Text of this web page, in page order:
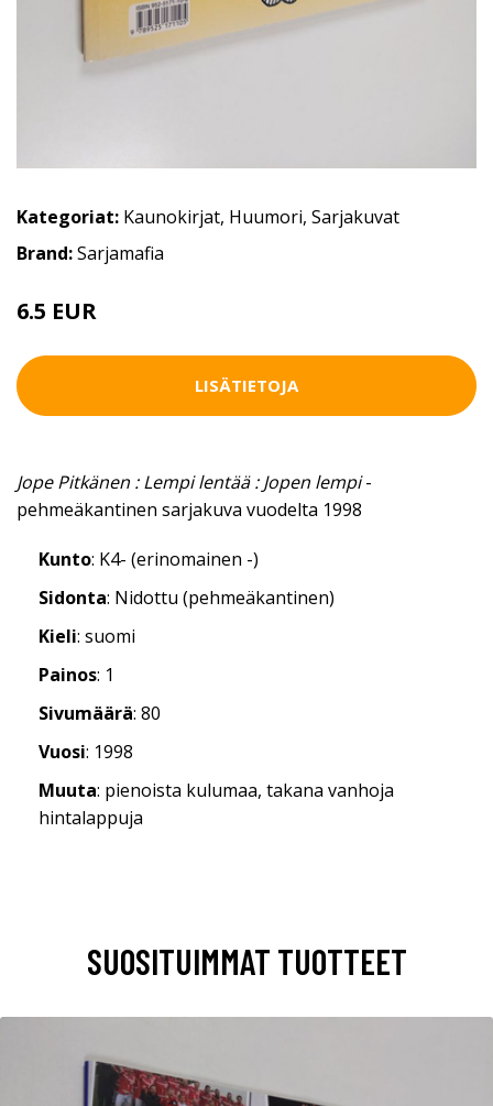
Kategoriat: Kaunokirjat, Huumori, Sarjakuvat
Brand:Sarjamafia
6.5 EUR
LISÄTIETOJA
Jope Pitkänen : Lempi lentää : Jopen lempi-
pehmeäkantinen sarjakuva vuodelta 1998
Kunto: K4- (erinomainen -)
Sidonta: Nidottu (pehmeäkantinen)
Kieli: suomi
Painos: 1
Sivumäärä: 80
Vuosi: 1998
Muuta: pienoista kulumaa, takana vanhoja
hintalappuja
SUOSITUIMMAT TUOTTEET